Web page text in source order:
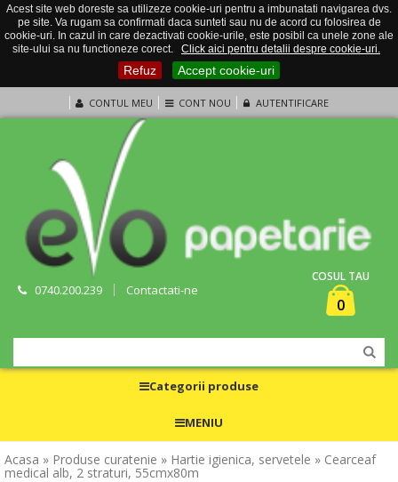
Acest site web doreste sa utilizeze cookie-uri pentru a imbunatati navigarea dvs.
pe site. Va rugam sa confirmati daca sunteti sau nu de acord cu folosirea de
cookie-uri. In cazul in care dezactivati cookie-urile, este posibil ca unele zone ale
site-ului sa nu functioneze corect.
Click aici pentru detalii despre cookie-uri.
Refuz Accept cookie-uri
CONTUL MEU CONT NOU AUTENTIFICARE
0740.200.239 Contactati-ne
COSUL TAU
0
Categorii produse
MENIU
Acasa » Produse curatenie » Hartie igienica, servetele » Cearceaf
medical alb, 2 straturi, 55cmx80m